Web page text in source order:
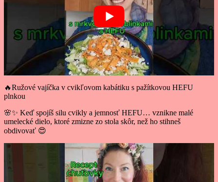
🔥Ružové vajíčka v cvikľovom kabátiku s pažítkovou HEFU
plnkou
🌸✨ Keď spojíš silu cvikly a jemnosť HEFU… vznikne malé
umelecké dielo, ktoré zmizne zo stola skôr, než ho stihneš
obdivovať 😍